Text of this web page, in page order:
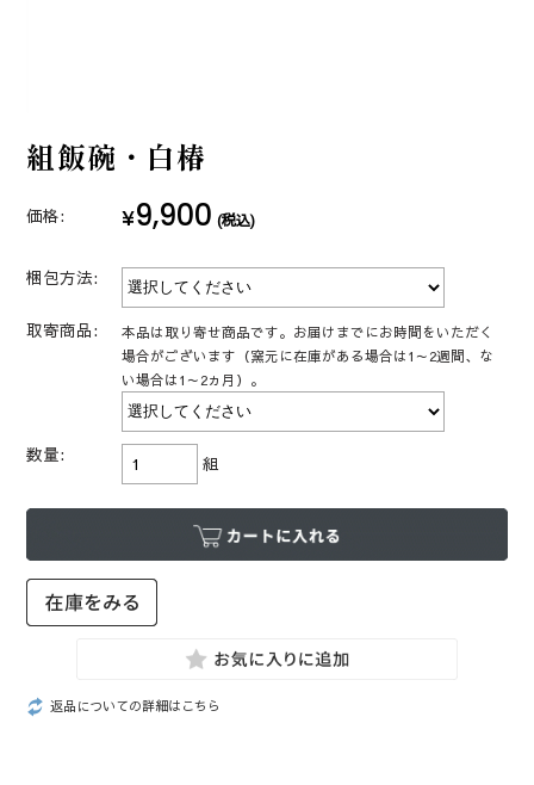
組飯碗・白椿
価格: ¥9,900 (税込)
梱包方法:
取寄商品:
本品は取り寄せ商品です。お届けまでにお時間をいただく
場合がございます（窯元に在庫がある場合は1～2週間、な
い場合は1～2ヵ月）。
数量: 組
返品についての詳細はこちら